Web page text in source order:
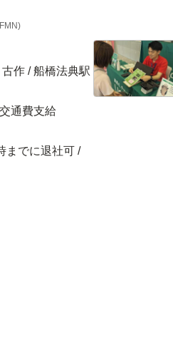
要のかんたんWEB登録！
サクッと稼げる人気バイト土
／中山競馬場／未経験OK
社不要のかんたんWEB登
作 / 船橋法典駅
通費支給
までに退社可 /